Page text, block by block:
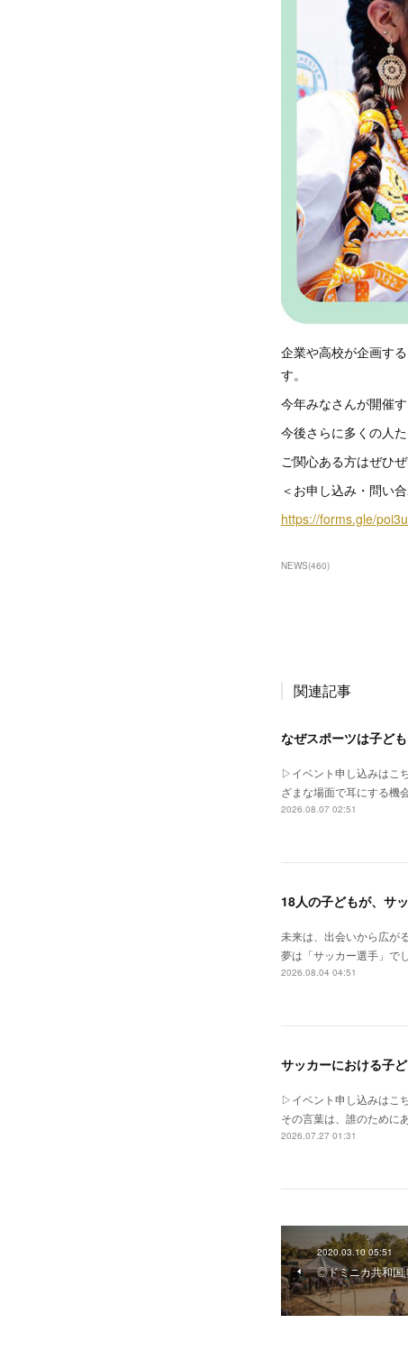
企業や高校が企画す
す。
今年みなさんが開催
今後さらに多くの人
ご関心ある方はぜひ
＜お申し込み・問い
https://forms.gle/
NEWS(460)
関連記事
なぜスポーツは子ど
▷イベント申し込みはこ
ざまな場面で耳にする機
2026.08.07 02:51
18人の子どもが、サ
未来は、出会いから広が
夢は「サッカー選手」で
2026.08.04 04:51
サッカーにおける子
▷イベント申し込みはこ
その言葉は、誰のために
2026.07.27 01:31
2020.03.10 05:51
◎ドミニカ共和